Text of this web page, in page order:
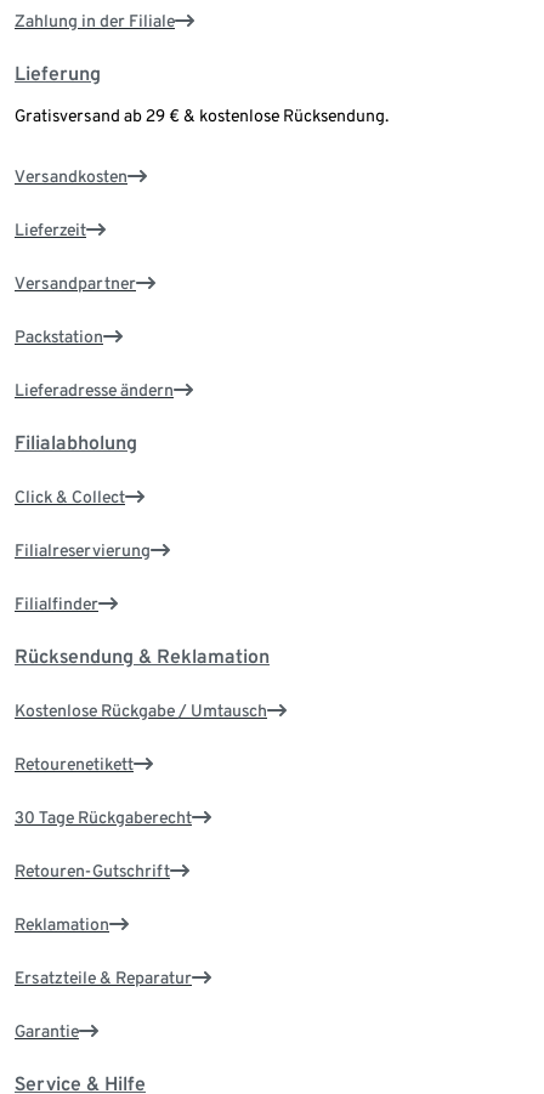
Zahlung in der Filiale
Lieferung
Gratisversand ab 29 € & kostenlose Rücksendung.
Versandkosten
Lieferzeit
Versandpartner
Packstation
Lieferadresse ändern
Filialabholung
Click & Collect
Filialreservierung
Filialfinder
Rücksendung & Reklamation
Kostenlose Rückgabe / Umtausch
Retourenetikett
30 Tage Rückgaberecht
Retouren-Gutschrift
Reklamation
Ersatzteile & Reparatur
Garantie
Service & Hilfe